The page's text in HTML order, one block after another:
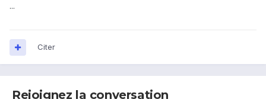
...
Citer
Rejoignez la conversation